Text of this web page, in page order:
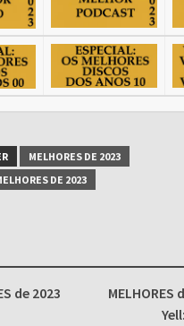
MELHORES DE 2023
DE 2023
de 2023
MELHORES